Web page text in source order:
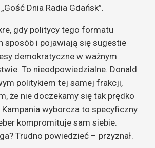
Dnia Radia Gdańsk”.
gdy politycy tego formatu
sposób i pojawiają się sugestie
demokratyczne w ważnym
To nieodpowiedzialne. Donald
politykiem tej samej frakcji,
że nie doczekamy się tak prędko
wyborcza to specyficzny
kompromituje sam siebie.
Trudno powiedzieć – przyznał.